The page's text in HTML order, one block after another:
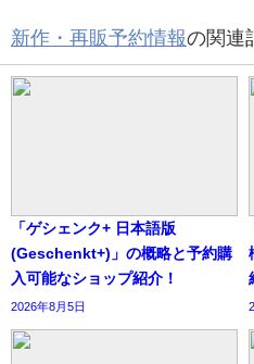
新作・再販予約情報の関連
「ゲシェンク+ 日本語版
(Geschenkt+)」の概略と予約購
入可能なショップ紹介！
2026年8月5日